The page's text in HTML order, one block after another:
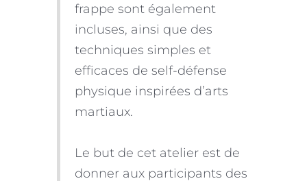
frappe sont également
incluses, ainsi que des
techniques simples et
efficaces de self-défense
physique inspirées d’arts
martiaux.
Le but de cet atelier est de
donner aux participants des